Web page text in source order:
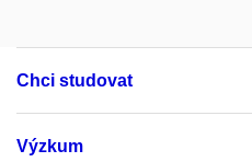
Chci studovat
Výzkum